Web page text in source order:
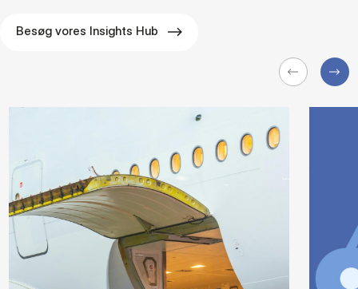
Besøg vores Insights Hub